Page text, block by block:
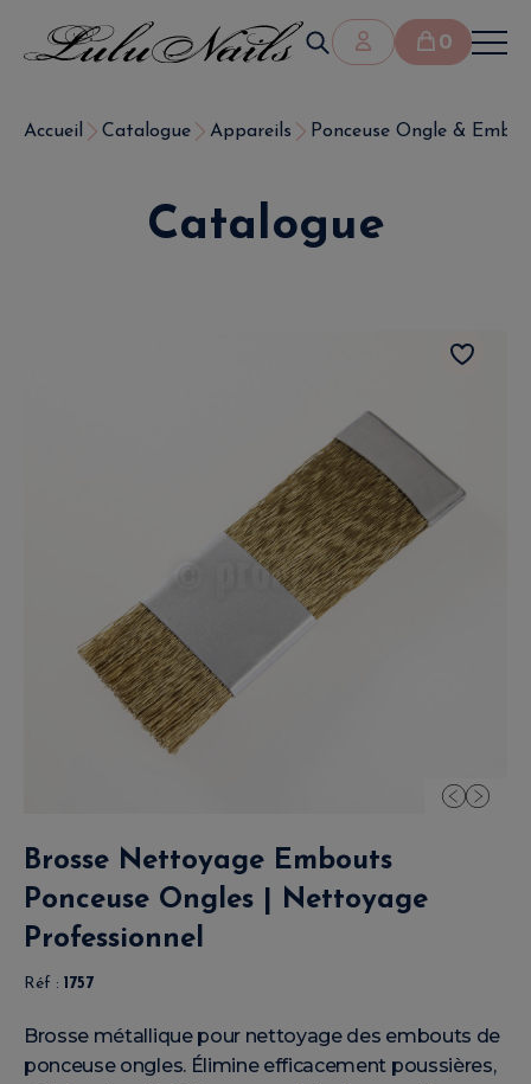
0
Accueil Catalogue Appareils Ponceuse Ongle &
Catalogue
Brosse Nettoyage Embouts
Ponceuse Ongles | Nettoyage
Professionnel
Réf : 1757
Brosse métallique pour nettoyage des embouts de
ponceuse ongles. Élimine efficacement poussières,